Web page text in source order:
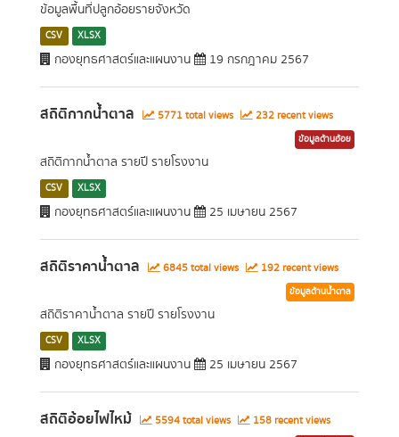
ข้อมูลพื้นที่ปลูกอ้อยรายจังหวัด
CSV XLSX
กองยุทธศาสตร์และแผนงาน 19 กรกฎาคม 2567
สถิติกากน้ำตาล 5771 total views 232 recent views
ข้อมูลด้านอ้อย
สถิติกากน้ำตาล รายปี รายโรงงาน
CSV XLSX
กองยุทธศาสตร์และแผนงาน 25 เมษายน 2567
สถิติราคาน้ำตาล 6845 total views 192 recent views
ข้อมูลด้านน้ำตาล
สถิติราคาน้ำตาล รายปี รายโรงงาน
CSV XLSX
กองยุทธศาสตร์และแผนงาน 25 เมษายน 2567
สถิติอ้อยไฟไหม้ 5594 total views 158 recent views